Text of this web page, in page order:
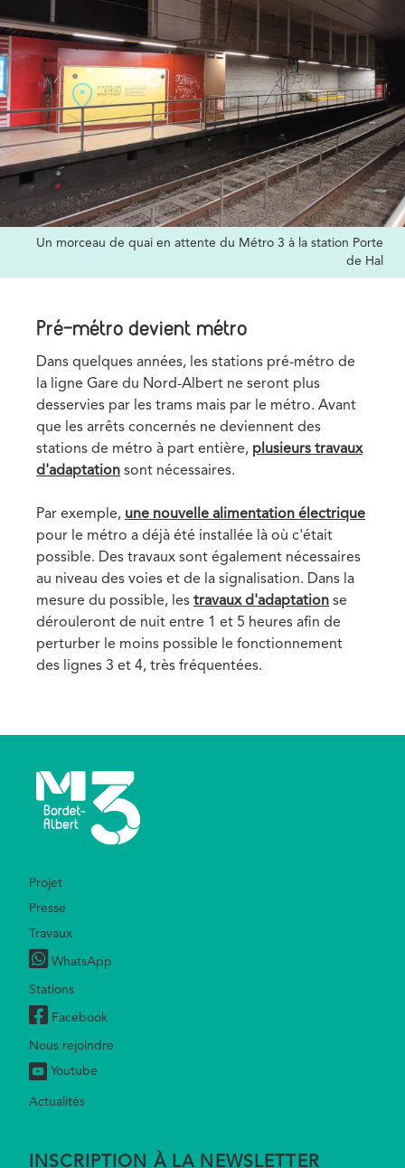
Credits
Un morceau de quai en attente du Métro 3 à la station Porte
de Hal
Pré-métro devient métro
Dans quelques années, les stations pré-métro de
la ligne Gare du Nord-Albert ne seront plus
desservies par les trams mais par le métro. Avant
que les arrêts concernés ne deviennent des
stations de métro à part entière, plusieurs travaux
d'adaptation sont nécessaires.
Par exemple, une nouvelle alimentation électrique
pour le métro a déjà été installée là où c'était
possible. Des travaux sont également nécessaires
au niveau des voies et de la signalisation. Dans la
mesure du possible, les travaux d'adaptation se
dérouleront de nuit entre 1 et 5 heures afin de
perturber le moins possible le fonctionnement
des lignes 3 et 4, très fréquentées.
Footer
Projet
Presse
Travaux
WhatsApp
Stations
Facebook
Nous rejoindre
Youtube
Actualités
INSCRIPTION À LA NEWSLETTER